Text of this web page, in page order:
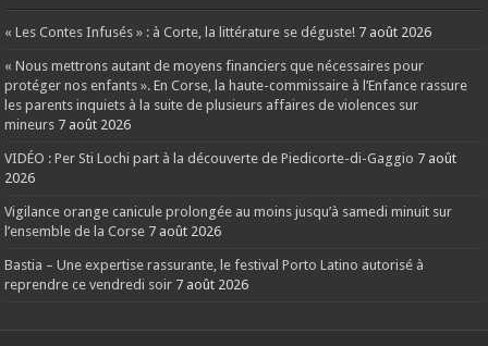
« Les Contes Infusés » : à Corte, la littérature se déguste! 7 août 2026
« Nous mettrons autant de moyens financiers que nécessaires pour
protéger nos enfants ». En Corse, la haute-commissaire à l’Enfance rassure
les parents inquiets à la suite de plusieurs affaires de violences sur
mineurs 7 août 2026
VIDÉO : Per Sti Lochi part à la découverte de Piedicorte-di-Gaggio 7 août
2026
Vigilance orange canicule prolongée au moins jusqu’à samedi minuit sur
l’ensemble de la Corse 7 août 2026
Bastia – Une expertise rassurante, le festival Porto Latino autorisé à
reprendre ce vendredi soir 7 août 2026